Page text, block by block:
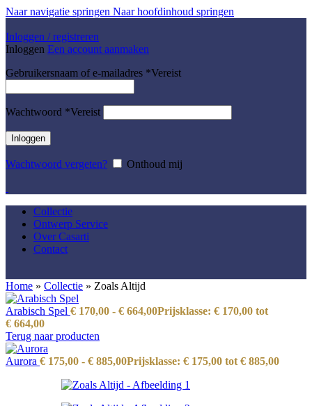
Naar navigatie springen Naar hoofdinhoud springen
Inloggen / registreren
Inloggen Een account aanmaken
Gebruikersnaam of e-mailadres *Vereist
Wachtwoord *Vereist
Inloggen
Wachtwoord vergeten? Onthoud mij
Collectie
Ontwerp Service
Over Casarti
Contact
Home » Collectie » Zoals Altijd
Arabisch Spel € 170,00 - € 664,00Prijsklasse: € 170,00 tot
€ 664,00
Terug naar producten
Aurora € 175,00 - € 885,00Prijsklasse: € 175,00 tot € 885,00